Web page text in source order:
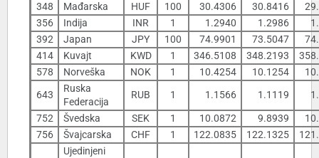
348
Mađarska HUF 100 30.4306 30.8416
356
Indija INR 1 1.2940 1.2986
392
Japan JPY 100 74.9901 73.5047
414
Kuvajt KWD 1 346.5108 348.2193
578
Norveška NOK 1 10.4254 10.1254
643
Ruska
Federacija
RUB 1 1.1566 1.1119
752 Švedska SEK 1 10.0872 9.8939
756
Švajcarska CHF 1 122.0835 122.1325
Ujedinjeni